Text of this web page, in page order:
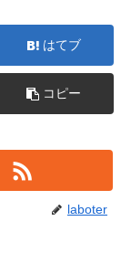
はてブ
コピー
laboter